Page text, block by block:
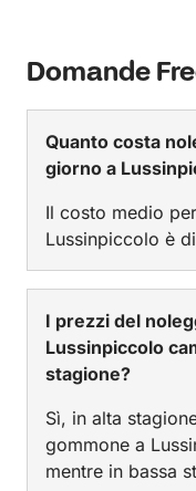
Domande
Quanto costa
giorno a
Il costo medio
Lussinpiccolo è
I prezzi del
Lussinpiccolo
stagione?
Sì, in alta
gommone a
mentre in bassa